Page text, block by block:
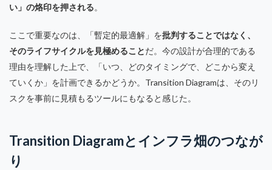
い」の烙印を押される。
ここで重要なのは、「暫定的最適解」を批判することではなく、
そのライフサイクルを見極めることだ。今の設計が合理的である
理由を理解した上で、「いつ、どのタイミングで、どこから変え
ていくか」を計画できるかどうか。Transition Diagramは、そのリ
スクを事前に見積もるツールにもなると感じた。
Transition Diagramとインフラ畑のつなが
り